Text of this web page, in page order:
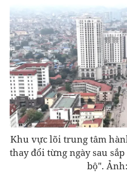
Khu vực lõi trung tâm
thay đổi từng ngày sau
bộ".